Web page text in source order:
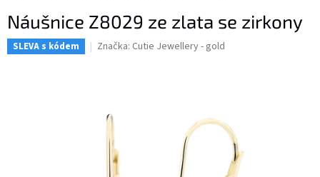
PRSTENY
Náušnice Z8029 ze zlata se zirkony
SLEVA s kódem Značka: Cutie Jewellery - gold